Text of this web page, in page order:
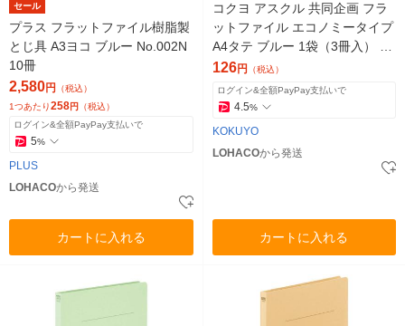
セール
プラス フラットファイル樹脂製
とじ具 A3ヨコ ブルー No.002N
10冊
2,580円
（税込）
1つあたり258円 （税込）
ログイン&全額PayPay支払いで
5%
PLUS
LOHACOから発送
カートに入れる
コクヨ アスクル 共同企画 フラ
ットファイル エコノミータイプ
A4タテ ブルー 1袋（3冊入） オ
リジナル
126円 （税込）
ログイン&全額PayPay支払いで
4.5%
KOKUYO
LOHACOから発送
カートに入れる